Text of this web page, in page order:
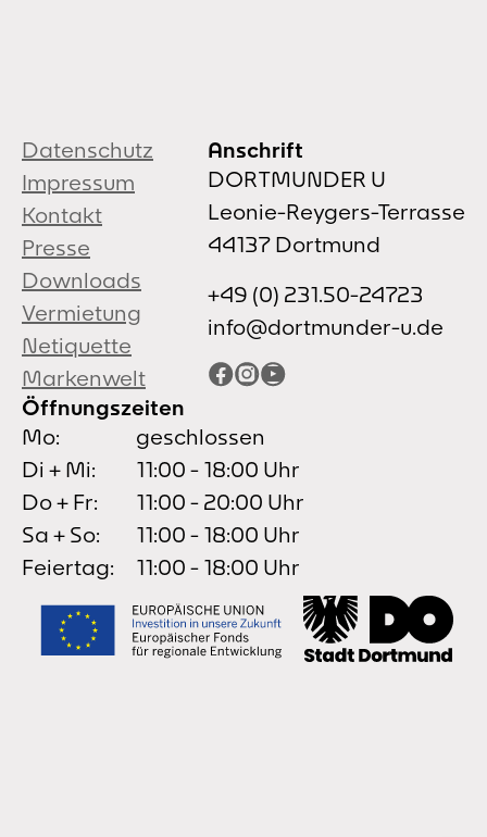
Datenschutz
Impressum
Kontakt
Presse
Downloads
Vermietung
Netiquette
Markenwelt
Anschrift
DORTMUNDER U
Leonie-Reygers-Terrasse
44137 Dortmund
+49 (0) 231.50-24723
info@dortmunder-u.de
Facebook
Instagram
YouTube
Öffnungszeiten
Mo:
geschlossen
Di + Mi:
11:00 - 18:00 Uhr
Do + Fr:
11:00 - 20:00 Uhr
Sa + So:
11:00 - 18:00 Uhr
Feiertag:
11:00 - 18:00 Uhr